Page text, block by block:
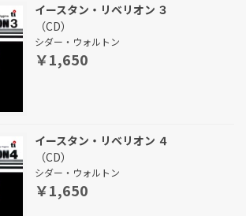
イースタン・リベリオン ３
（CD）
シダー・ウォルトン
￥1,650
イースタン・リベリオン ４
（CD）
シダー・ウォルトン
￥1,650